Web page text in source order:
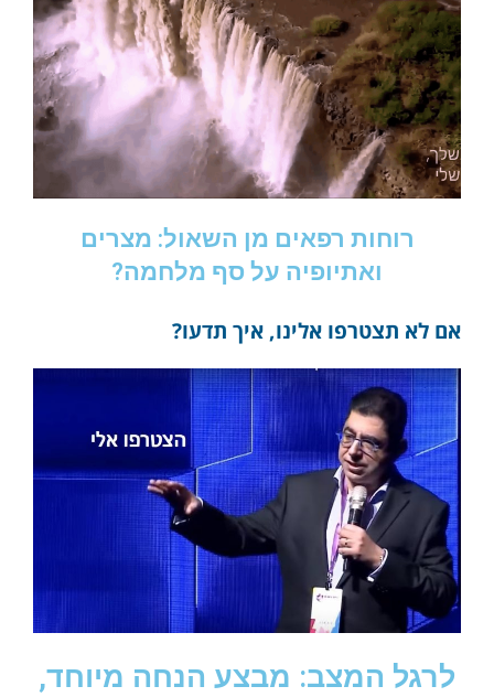
רוחות רפאים מן השאול: מצרים
ואתיופיה על סף מלחמה?
אם לא תצטרפו אלינו, איך תדעו?
לרגל המצב: מבצע הנחה מיוחד,